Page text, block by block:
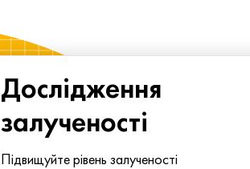
Дослідження
залученості
Підвищуйте рівень залученості